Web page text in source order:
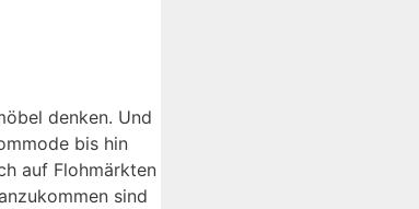
denken. Und
bis hin
auf Flohmärkten
sind